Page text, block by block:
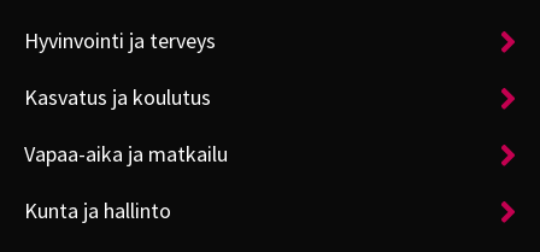
Hyvinvointi ja terveys
Kasvatus ja koulutus
Vapaa-aika ja matkailu
Kunta ja hallinto